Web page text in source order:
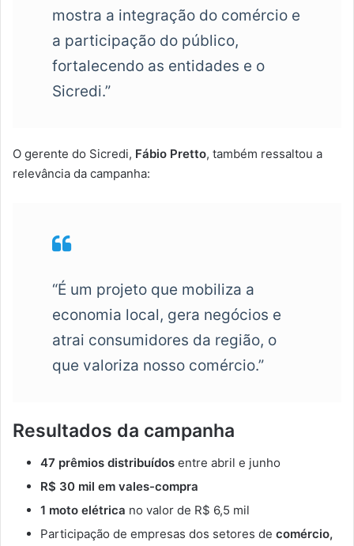
mostra a integração do comércio e
a participação do público,
fortalecendo as entidades e o
Sicredi.”
O gerente do Sicredi, Fábio Pretto, também ressaltou a
relevância da campanha:
“É um projeto que mobiliza a
economia local, gera negócios e
atrai consumidores da região, o
que valoriza nosso comércio.”
Resultados da campanha
47 prêmios distribuídos entre abril e junho
R$ 30 mil em vales-compra
1 moto elétrica no valor de R$ 6,5 mil
Participação de empresas dos setores de comércio,